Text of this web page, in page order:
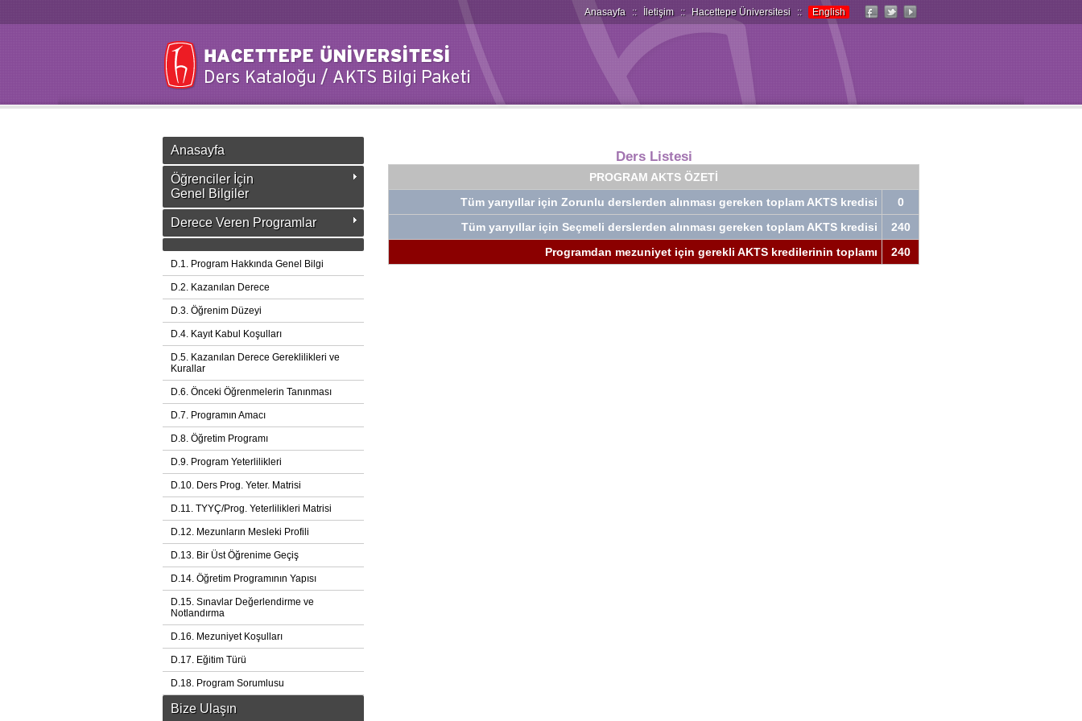
Anasayfa :: İletişim :: Hacettepe Üniversitesi :: English
Anasayfa
Öğrenciler İçin
Genel Bilgiler
Derece Veren Programlar
D.1. Program Hakkında Genel Bilgi
D.2. Kazanılan Derece
D.3. Öğrenim Düzeyi
D.4. Kayıt Kabul Koşulları
D.5. Kazanılan Derece Gereklilikleri ve
Kurallar
D.6. Önceki Öğrenmelerin Tanınması
D.7. Programın Amacı
D.8. Öğretim Programı
D.9. Program Yeterlilikleri
D.10. Ders Prog. Yeter. Matrisi
D.11. TYYÇ/Prog. Yeterlilikleri Matrisi
D.12. Mezunların Mesleki Profili
D.13. Bir Üst Öğrenime Geçiş
D.14. Öğretim Programının Yapısı
D.15. Sınavlar Değerlendirme ve
Notlandırma
D.16. Mezuniyet Koşulları
D.17. Eğitim Türü
D.18. Program Sorumlusu
Bize Ulaşın
Ders Listesi
PROGRAM AKTS ÖZETİ
Tüm yarıyıllar için Zorunlu derslerden alınması gereken toplam AKTS kredisi
0
Tüm yarıyıllar için Seçmeli derslerden alınması gereken toplam AKTS kredisi
240
Programdan mezuniyet için gerekli AKTS kredilerinin toplamı
240